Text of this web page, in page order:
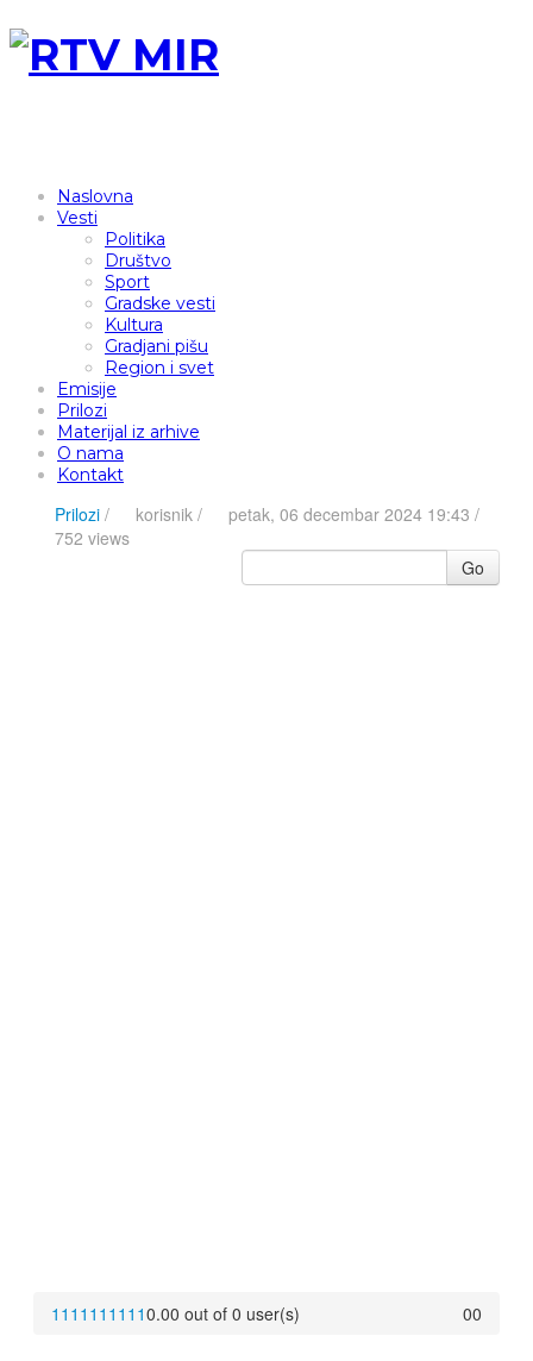
Naslovna
Vesti
Politika
Društvo
Sport
Gradske vesti
Kultura
Gradjani pišu
Region i svet
Emisije
Prilozi
Materijal iz arhive
O nama
Kontakt
Prilozi / korisnik /
petak, 06 decembar 2024 19:43 /
752 views
Go
1 1 1 1 1 1 1 1 1 10.00 out of 0 user(s) 00